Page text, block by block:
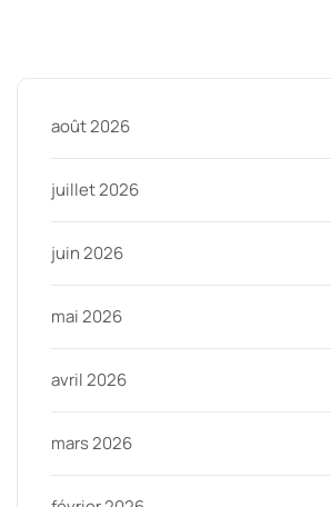
août 2026
juillet 2026
juin 2026
mai 2026
avril 2026
mars 2026